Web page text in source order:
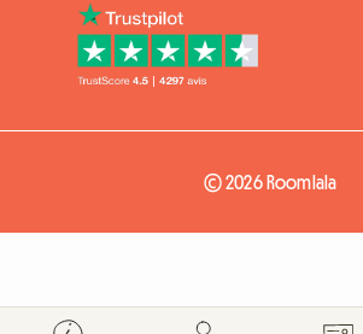
© 2026 Roomlala